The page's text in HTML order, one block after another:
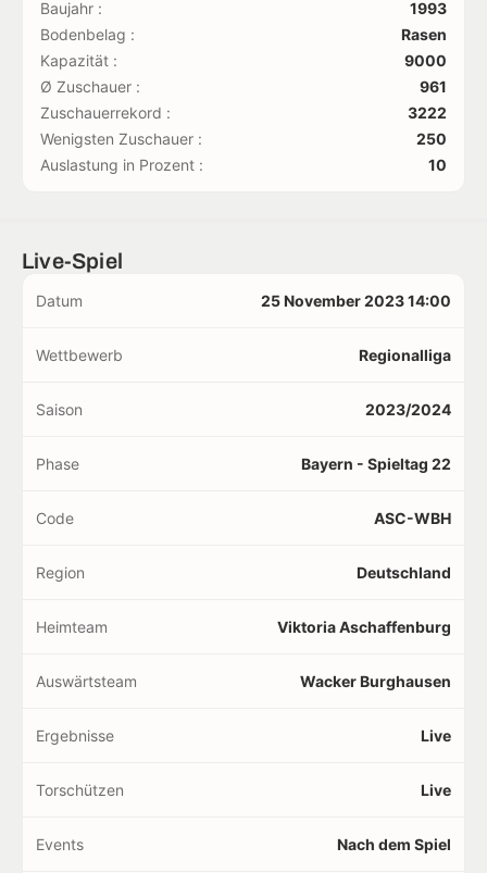
Baujahr :
1993
Bodenbelag :
Rasen
Kapazität :
9000
Ø Zuschauer :
961
Zuschauerrekord :
3222
Wenigsten Zuschauer :
250
Auslastung in Prozent :
10
Live-Spiel
Datum 25 November 2023 14:00
Wettbewerb Regionalliga
Saison 2023/2024
Phase Bayern - Spieltag 22
Code ASC-WBH
Region Deutschland
Heimteam Viktoria Aschaffenburg
Auswärtsteam Wacker Burghausen
Ergebnisse Live
Torschützen Live
Events Nach dem Spiel